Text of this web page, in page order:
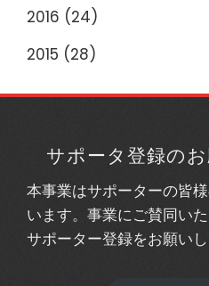
2016 (24)
2015 (28)
サポータ登録の
本事業はサポーターの皆
います。事業にご賛同い
サポーター登録をお願いし